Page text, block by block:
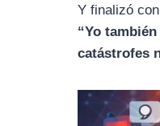
Y finalizó
“Yo
catástrofes